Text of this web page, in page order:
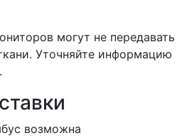
могут не передавать
Уточняйте информацию
возможна